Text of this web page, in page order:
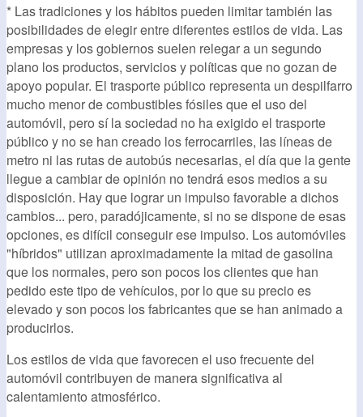
* Las tradiciones y los hábitos pueden limitar también las
posibilidades de elegir entre diferentes estilos de vida. Las
empresas y los gobiernos suelen relegar a un segundo
plano los productos, servicios y políticas que no gozan de
apoyo popular. El trasporte público representa un despilfarro
mucho menor de combustibles fósiles que el uso del
automóvil, pero sí la sociedad no ha exigido el trasporte
público y no se han creado los ferrocarriles, las líneas de
metro ni las rutas de autobús necesarias, el día que la gente
llegue a cambiar de opinión no tendrá esos medios a su
disposición. Hay que lograr un impulso favorable a dichos
cambios... pero, paradójicamente, si no se dispone de esas
opciones, es difícil conseguir ese impulso. Los automóviles
"híbridos" utilizan aproximadamente la mitad de gasolina
que los normales, pero son pocos los clientes que han
pedido este tipo de vehículos, por lo que su precio es
elevado y son pocos los fabricantes que se han animado a
producirlos.
Los estilos de vida que favorecen el uso frecuente del
automóvil contribuyen de manera significativa al
calentamiento atmosférico.